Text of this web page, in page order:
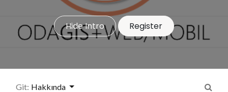
Hide Intro Register
Git: Hakkında